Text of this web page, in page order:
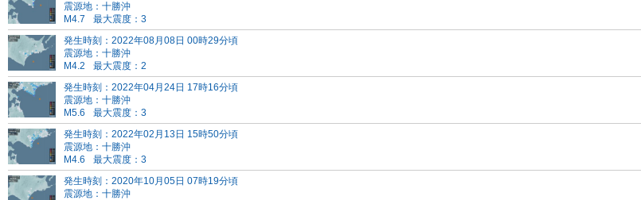
震源地：十勝沖
M4.7
最大震度：3
発生時刻：2022年08月08日 00時29分頃
震源地：十勝沖
M4.2
最大震度：2
発生時刻：2022年04月24日 17時16分頃
震源地：十勝沖
M5.6
最大震度：3
発生時刻：2022年02月13日 15時50分頃
震源地：十勝沖
M4.6
最大震度：3
発生時刻：2020年10月05日 07時19分頃
震源地：十勝沖